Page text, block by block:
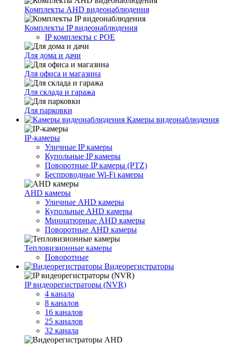
Комплекты AHD видеонаблюдения
Комплекты IP видеонаблюдения
IP комплекты с POE
Для дома и дачи
Для офиса и магазина
Для склада и гаража
Для парковки
Камеры видеонаблюдения
IP-камеры
Уличные IP камеры
Купольные IP камеры
Поворотные IP камеры (PTZ)
Беспроводные Wi-Fi камеры
AHD камеры
Уличные AHD камеры
Купольные AHD камеры
Миниатюрные AHD камеры
Поворотные AHD камеры
Тепловизионные камеры
Поворотные
Видеорегистраторы
IP видеорегистраторы (NVR)
4 канала
8 каналов
16 каналов
25 каналов
32 канала